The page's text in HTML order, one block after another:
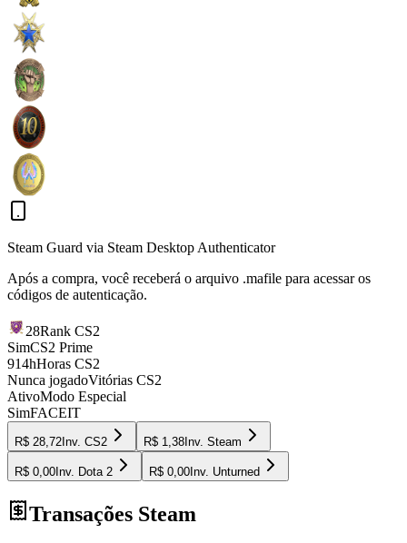
Steam Guard via Steam Desktop Authenticator
Após a compra, você receberá o arquivo .mafile para acessar os
códigos de autenticação.
28Rank CS2
SimCS2 Prime
914hHoras CS2
Nunca jogadoVitórias CS2
AtivoModo Especial
SimFACEIT
R$ 28,72 Inv. CS2 R$ 1,38 Inv. Steam
R$ 0,00 Inv. Dota 2 R$ 0,00 Inv. Unturned
Transações Steam